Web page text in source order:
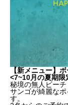
【新メニュー】
<7~10月の夏期限
秘境の無人ビー
サンゴが綺麗な
す。